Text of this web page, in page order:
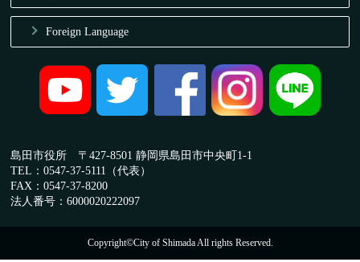
Foreign Language
島田市役所 〒427-8501 静岡県島田市中央町1-1
TEL：0547-37-5111（代表）
FAX：0547-37-8200
法人番号：6000020222097
Copyright©City of Shimada All rights Reserved.